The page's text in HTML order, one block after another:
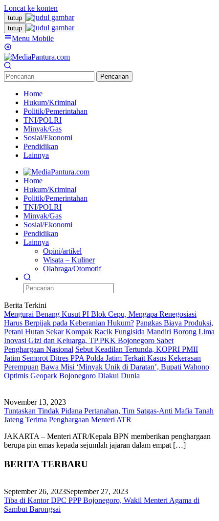
Loncat ke konten
tutup
tutup
Menu Mobile
Pencarian
Home
Hukum/Kriminal
Politik/Pemerintahan
TNI/POLRI
Minyak/Gas
Sosial/Ekonomi
Pendidikan
Lainnya
Home
Hukum/Kriminal
Politik/Pemerintahan
TNI/POLRI
Minyak/Gas
Sosial/Ekonomi
Pendidikan
Lainnya
Opini/artikel
Wisata – Kuliner
Olahraga/Otomotif
Berita Terkini
Mengurai Benang Kusut PI Blok Cepu, Mengapa Renegosiasi
Harus Berpijak pada Keberanian Hukum? Pangkas Biaya Produksi,
Petani Hutan Sekar Kompak Racik Fungisida Mandiri Borong Lima
Inovasi Gizi dan Keluarga, TP PKK Bojonegoro Sabet
Penghargaan Nasional Sebut Keadilan Tertunda, KOPRI PMII
Jatim Semprot Ditres PPA Polda Jatim Terkait Kasus Kekerasan
Perempuan Bawa Misi ‘Minyak Unik di Daratan’, Bupati Wahono
Optimis Geopark Bojonegoro Diakui Dunia
November 13, 2023
Tuntaskan Tindak Pidana Pertanahan, Tim Satgas-Anti Mafia Tanah
Jateng Terima Penghargaan Menteri ATR
JAKARTA – Menteri ATR/Kepala BPN memberikan penghargaan
berupa pin emas kepada sejumlah jajaran dalam empat […]
BERITA TERBARU
September 26, 2023September 27, 2023
Tiba di Kantor DPC PPP Bojonegoro, Wakil Menteri Agama di
Sambut Barongsai